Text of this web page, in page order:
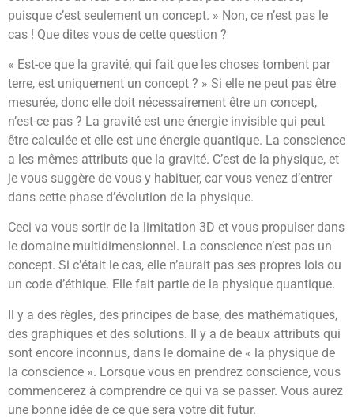
puisque c’est seulement un concept. » Non, ce n’est pas le
cas ! Que dites vous de cette question ?
« Est-ce que la gravité, qui fait que les choses tombent par
terre, est uniquement un concept ? » Si elle ne peut pas être
mesurée, donc elle doit nécessairement être un concept,
n’est-ce pas ? La gravité est une énergie invisible qui peut
être calculée et elle est une énergie quantique. La conscience
a les mêmes attributs que la gravité. C’est de la physique, et
je vous suggère de vous y habituer, car vous venez d’entrer
dans cette phase d’évolution de la physique.
Ceci va vous sortir de la limitation 3D et vous propulser dans
le domaine multidimensionnel. La conscience n’est pas un
concept. Si c’était le cas, elle n’aurait pas ses propres lois ou
un code d’éthique. Elle fait partie de la physique quantique.
Il y a des règles, des principes de base, des mathématiques,
des graphiques et des solutions. Il y a de beaux attributs qui
sont encore inconnus, dans le domaine de « la physique de
la conscience ». Lorsque vous en prendrez conscience, vous
commencerez à comprendre ce qui va se passer. Vous aurez
une bonne idée de ce que sera votre dit futur.